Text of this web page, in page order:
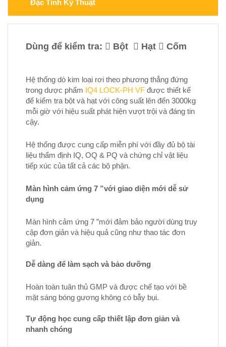
Đặc Tính Kỹ Thuật
Dùng để kiểm tra:  Bột  Hạt  Cốm
Hệ thống dò kim loại rơi theo phương thẳng đứng
trong dược phẩm IQ4 LOCK-PH VF được thiết kế
để kiểm tra bột và hạt với công suất lên đến 3000kg
mỗi giờ với hiệu suất phát hiện vượt trội và đáng tin
cậy.
Hệ thống được cung cấp miễn phí với đầy đủ bộ tài
liệu thẩm định IQ, OQ & PQ và chứng chỉ vật liệu
tiếp xúc của tất cả các bộ phận.
Màn hình cảm ứng 7 ”với giao diện mới dễ sử
dụng
Màn hình cảm ứng 7 ”mới đảm bảo người dùng truy
cập đơn giản và hiệu quả cũng như thao tác đơn
giản.
Dễ dàng để làm sạch và bảo dưỡng
Hoàn toàn tuân thủ GMP và được chế tạo với bề
mặt sáng bóng gương không có bẫy bụi.
Tự động học cung cấp thiết lập đơn giản và
nhanh chóng